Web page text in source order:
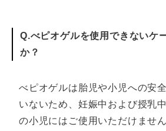
Q.べピオゲルを使用できないケ
か？
べピオゲルは胎児や小児への安
いないため、妊娠中および授乳
の小児にはご使用いただけません